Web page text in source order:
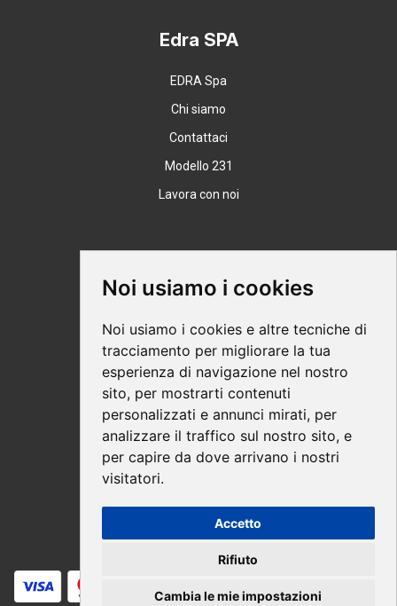
Noi usiamo i cookies
Noi usiamo i cookies e altre tecniche di
tracciamento per migliorare la tua
esperienza di navigazione nel nostro
sito, per mostrarti contenuti
personalizzati e annunci mirati, per
analizzare il traffico sul nostro sito, e
per capire da dove arrivano i nostri
visitatori.
Accetto
Rifiuto
Cambia le mie impostazioni
Edra SPA
EDRA Spa
Chi siamo
Contattaci
Modello 231
Lavora con noi
Supporto
Modalità di acquisto
Ebook help
Privacy
Recesso
Spedizione
Pagamenti sicuri